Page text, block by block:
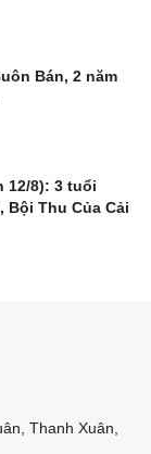
Bán, 2 năm
12/8): 3 tuổi
Bội Thu Của Cải
Thanh Xuân,